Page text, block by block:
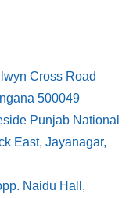
Cross Road
500049
Punjab National
East, Jayanagar,
Naidu Hall,